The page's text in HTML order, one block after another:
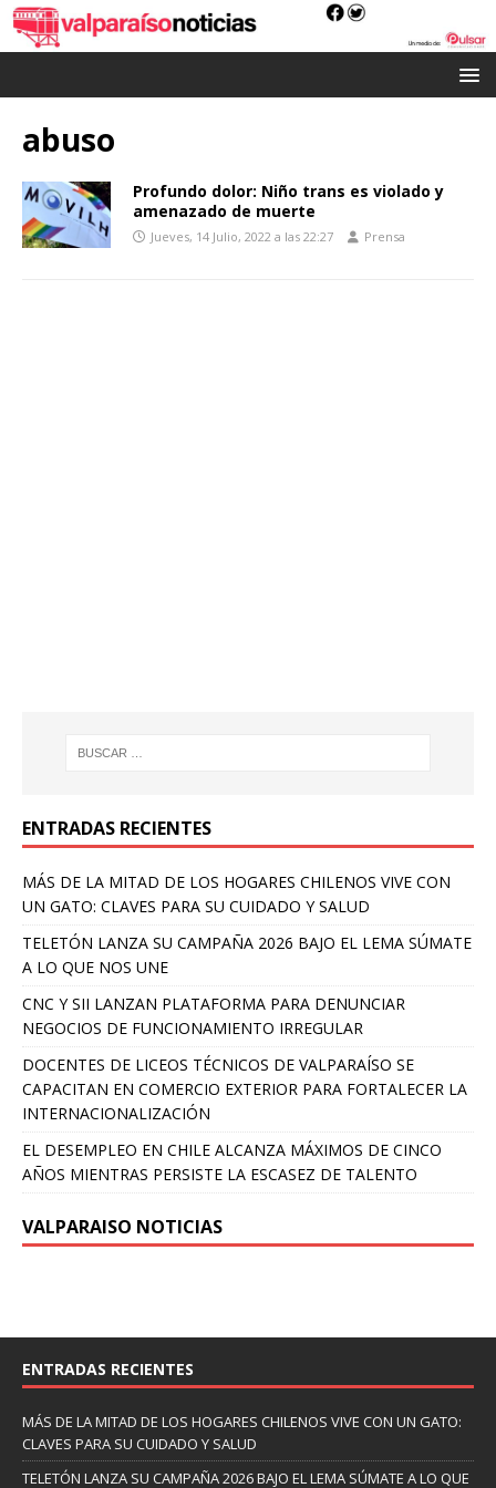
abuso
Profundo dolor: Niño trans es violado y
amenazado de muerte
Jueves, 14 Julio, 2022 a las 22:27 Prensa
ENTRADAS RECIENTES
MÁS DE LA MITAD DE LOS HOGARES CHILENOS VIVE CON
UN GATO: CLAVES PARA SU CUIDADO Y SALUD
TELETÓN LANZA SU CAMPAÑA 2026 BAJO EL LEMA SÚMATE
A LO QUE NOS UNE
CNC Y SII LANZAN PLATAFORMA PARA DENUNCIAR
NEGOCIOS DE FUNCIONAMIENTO IRREGULAR
DOCENTES DE LICEOS TÉCNICOS DE VALPARAÍSO SE
CAPACITAN EN COMERCIO EXTERIOR PARA FORTALECER LA
INTERNACIONALIZACIÓN
EL DESEMPLEO EN CHILE ALCANZA MÁXIMOS DE CINCO
AÑOS MIENTRAS PERSISTE LA ESCASEZ DE TALENTO
VALPARAISO NOTICIAS
ENTRADAS RECIENTES
MÁS DE LA MITAD DE LOS HOGARES CHILENOS VIVE CON UN GATO:
CLAVES PARA SU CUIDADO Y SALUD
TELETÓN LANZA SU CAMPAÑA 2026 BAJO EL LEMA SÚMATE A LO QUE